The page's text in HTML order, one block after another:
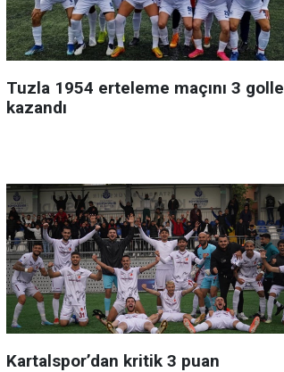
Tuzla 1954 erteleme maçını 3 golle
kazandı
Kartalspor’dan kritik 3 puan